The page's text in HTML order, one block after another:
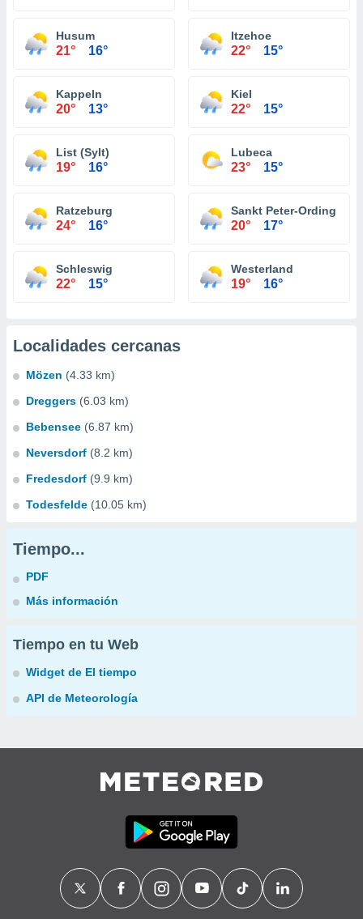
Husum
21° 16°
Itzehoe
22° 15°
Kappeln
20° 13°
Kiel
22° 15°
List (Sylt)
19° 16°
Lubeca
23° 15°
Ratzeburg
24° 16°
Sankt Peter-Ording
20° 17°
Schleswig
22° 15°
Westerland
19° 16°
Localidades cercanas
Mözen (4.33 km)
Dreggers (6.03 km)
Bebensee (6.87 km)
Neversdorf (8.2 km)
Fredesdorf (9.9 km)
Todesfelde (10.05 km)
Tiempo...
PDF
Más información
Tiempo en tu Web
Widget de El tiempo
API de Meteorología